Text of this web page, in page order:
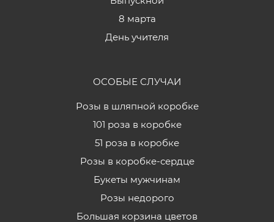
8 марта
День учителя
ОСОБЫЕ СЛУЧАИ
Розы в шляпной коробке
101 роза в коробке
51 роза в коробке
Розы в коробке-сердце
Букеты мужчинам
Розы недорого
Большая корзина цветов